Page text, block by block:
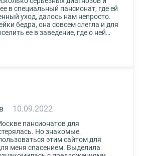
в специальный пансионат, где ей
уход, далось нам непросто.
бедра, она совсем слегла и для
ее в заведение, где о ней
Остановили выбор
центре Медвежьи Озера
10.09.2022
пансионатов для
Но знакомые
этим сайтом для
меня спасением. Выделила